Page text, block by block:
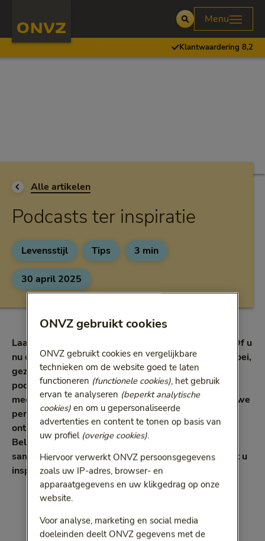
Open
Menu
Klantwaardering 8,2
Ga terug naar
Alle artikelen
Podcasts ter inspiratie
Categorie:
Levensstijl Categorie:
Tips Leestijd:
3 min3 minuten
30 april 2025
Laat u inspireren door onze selectie aan podcasts. Of u
nu op zoek bent naar inspiratie voor persoonlijke groei,
gezondheidsadvies of nieuwe inzichten, onze
podcastseries hebben voor elk wat wils. Laat u
meevoeren door boeiende gesprekken, ontdek nieuwe
perspectieven om te groeien en gun uzelf wat
ontspanning. Waarom niet tijdens de vakantie?
Beluister de podcastseries die we hebben
samengesteld op Spotify en Apple Podcasts en laat u
inspireren!
ONVZ gebruikt cookies
ONVZ gebruikt cookies en vergelijkbare
technieken om de website goed te laten
functioneren (functionele cookies), het gebruik
ervan te analyseren (beperkt analytische
cookies)en om u gepersonaliseerde
advertenties en content te tonen op basis van
uw profiel (overige cookies).
Hiervoor verwerkt ONVZ persoonsgegevens
zoals uw IP-adres, browser- en
apparaatgegevens en uw klikgedrag op onze
website.
Voor analyse, marketing en social media
doeleinden deelt ONVZ gegevens met de